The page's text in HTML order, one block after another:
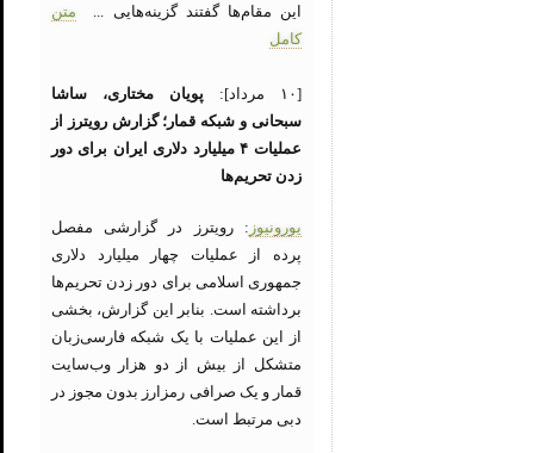
این مقام‌ها گفتند گزینه‌هایی ... متن
کامل
[۱۰ مرداد]:
پویان مختاری، ساشا
سبحانی و شبکه قمار؛ گزارش رویترز از
عملیات ۴ میلیارد دلاری ایران برای دور
زدن تحریم‌ها
یورونیوز : رویترز در گزارشی مفصل
پرده از عملیات چهار میلیارد دلاری
جمهوری اسلامی برای دور زدن تحریم‌ها
برداشته است. بنابر این گزارش، بخشی
از این عملیات با یک شبکه فارسی‌زبان
متشکل از بیش از دو هزار وب‌سایت‌
قمار و یک صرافی رمزارز بدون مجوز در
دبی مرتبط است.